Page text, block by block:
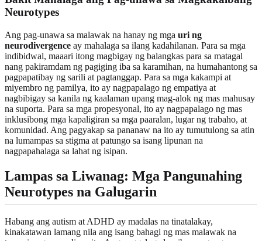
Neurotypes
Ang pag-unawa sa malawak na hanay ng mga uri ng
neurodivergence ay mahalaga sa ilang kadahilanan. Para sa mga
indibidwal, maaari itong magbigay ng balangkas para sa matagal
nang pakiramdam ng pagiging iba sa karamihan, na humahantong sa
pagpapatibay ng sarili at pagtanggap. Para sa mga kakampi at
miyembro ng pamilya, ito ay nagpapalago ng empatiya at
nagbibigay sa kanila ng kaalaman upang mag-alok ng mas mahusay
na suporta. Para sa mga propesyonal, ito ay nagpapalago ng mas
inklusibong mga kapaligiran sa mga paaralan, lugar ng trabaho, at
komunidad. Ang pagyakap sa pananaw na ito ay tumutulong sa atin
na lumampas sa stigma at patungo sa isang lipunan na
nagpapahalaga sa lahat ng isipan.
Lampas sa Liwanag: Mga Pangunahing
Neurotypes na Galugarin
Habang ang autism at ADHD ay madalas na tinatalakay,
kinakatawan lamang nila ang isang bahagi ng mas malawak na